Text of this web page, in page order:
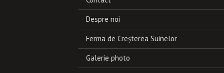
Despre noi
Ferma de Creşterea Suinelor
Galerie photo